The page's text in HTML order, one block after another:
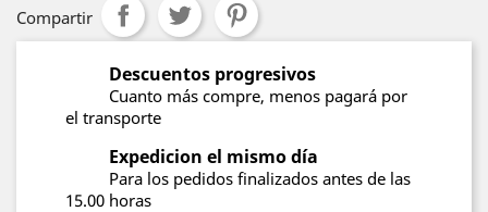
Compartir
Descuentos progresivos
Cuanto más compre, menos pagará por
el transporte
Expedicion el mismo día
Para los pedidos finalizados antes de las
15.00 horas